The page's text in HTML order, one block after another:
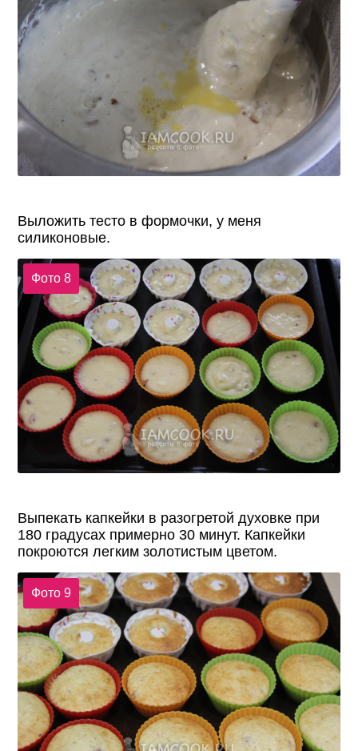
Выложить тесто в формочки, у меня
силиконовые.
Фото 8
Выпекать капкейки в разогретой духовке при
180 градусах примерно 30 минут. Капкейки
покроются легким золотистым цветом.
Фото 9